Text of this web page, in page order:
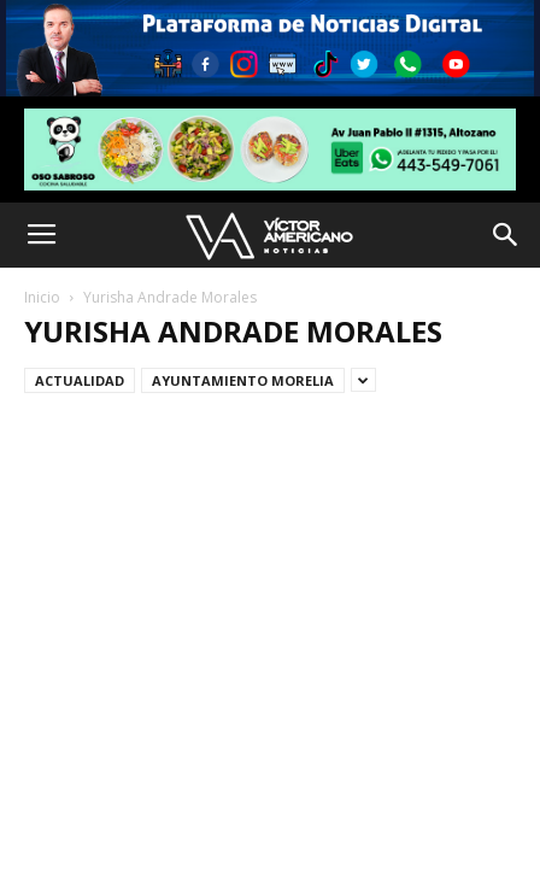
Inicio Yurisha Andrade Morales
YURISHA ANDRADE MORALES
ACTUALIDAD AYUNTAMIENTO MORELIA